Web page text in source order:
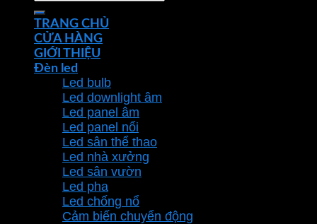
TRANG CHỦ
CỬA HÀNG
GIỚI THIỆU
Đèn led
Led bulb
Led downlight âm
Led panel âm
Led panel nổi
Led sân thể thao
Led nhà xưởng
Led sân vườn
Led pha
Led chống nổ
Cảm biến chuyển động